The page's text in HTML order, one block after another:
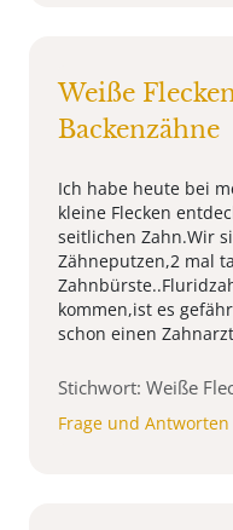
Weiße
Backenzähne
Ich habe heute bei
kleine Flecken
seitlichen Zahn.Wir
Zähneputzen,2 mal
kommen,ist es
schon einen
Stichwort: Weiße
Frage und Antworten